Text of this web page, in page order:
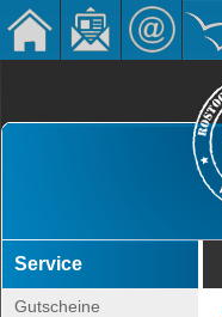
Service
Gutscheine